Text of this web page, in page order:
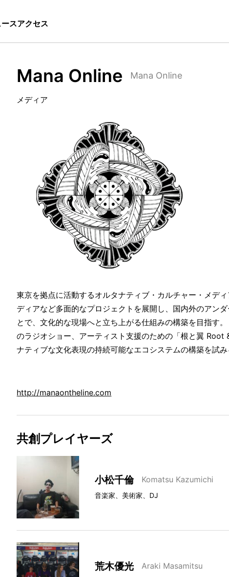
スアクセス
Mana Online Mana Online
メディア
東京を拠点に活動するオルタナティブ・カルチャー・メデ
ディアなど多面的なプロジェクトを展開し、国内外のアン
とで、文化的な現場へと立ち上がる仕組みの構築を目指す
のラジオショー、アーティスト支援のための「根と翼
ナティブな文化表現の持続可能なエコシステムの構築を試
http://manaontheline.com
共創プレイヤーズ
小松千倫 Komatsu Kazumichi
音楽家、美術家、DJ
荒木優光 Araki Masamitsu